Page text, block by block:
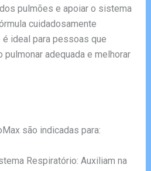
pulmões e apoiar o sistema
cuidadosamente
ideal para pessoas que
pulmonar adequada e melhorar
são indicadas para:
Respiratório: Auxiliam na